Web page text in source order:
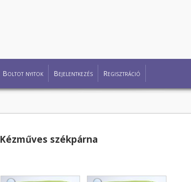
Boltot nyitok Bejelentkezés Regisztráció
Kézműves székpárna